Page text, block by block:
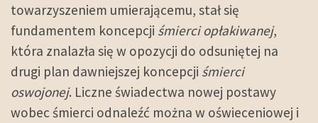
towarzyszeniem umierającemu, stał się
fundamentem koncepcji śmierci opłakiwanej,
która znalazła się w opozycji do odsuniętej na
drugi plan dawniejszej koncepcji śmierci
oswojonej. Liczne świadectwa nowej postawy
wobec śmierci odnaleźć można w oświeceniowej i